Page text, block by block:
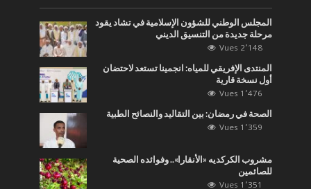
المجلس الوطني للشؤون الإسلامية في تشاد يقود
مرحلة جديدة من التنسيق الديني
2٬148 Vues
المنتدى الإفريقي للمياه: انجمينا تستعد لاحتضان
أول نسخة قارية
1٬476 Vues
الصحة في رمضان: بين التقاليد والنصائح الطبية
1٬359 Vues
مشروب الكركديه «الأنقارا».. وفوائده الصحية
للصائمين
1٬351 Vues